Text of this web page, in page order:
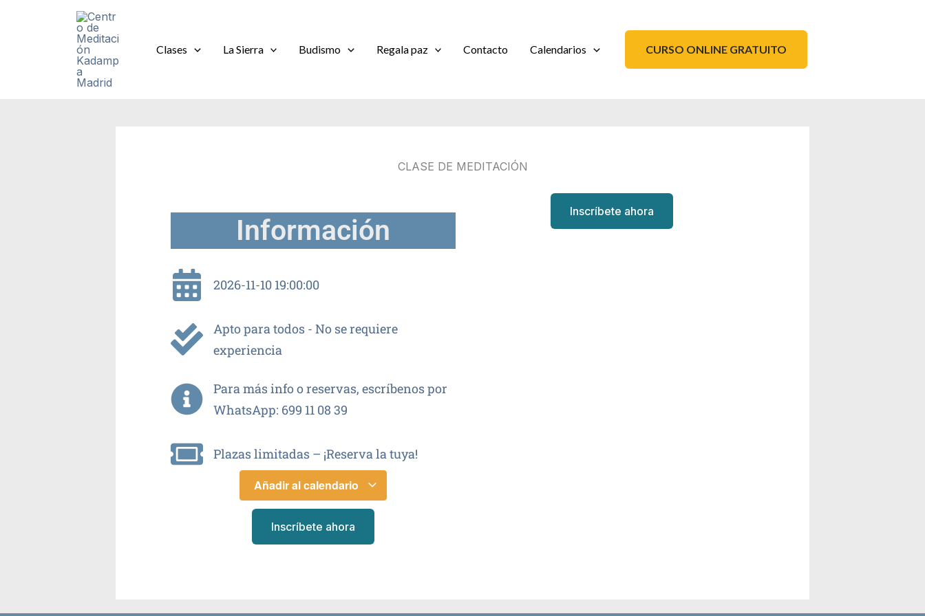
Clases La Sierra Budismo Regala paz Contacto Calendarios CURSO ONLINE GRATUITO
CLASE DE MEDITACIÓN
Información
2026-11-10 19:00:00
Apto para todos - No se requiere
experiencia
Para más info o reservas, escríbenos por
WhatsApp: 699 11 08 39
Plazas limitadas – ¡Reserva la tuya!
Añadir al calendario
Inscríbete ahora
Inscríbete ahora